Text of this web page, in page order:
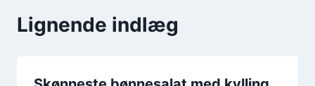
Lignende indlæg